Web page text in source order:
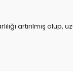
artırılmış olup,